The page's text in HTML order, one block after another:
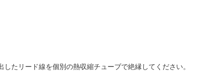
たリード線を個別の熱収縮チューブで絶縁してください。